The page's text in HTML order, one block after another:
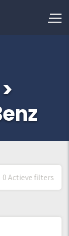
0 Actieve filters